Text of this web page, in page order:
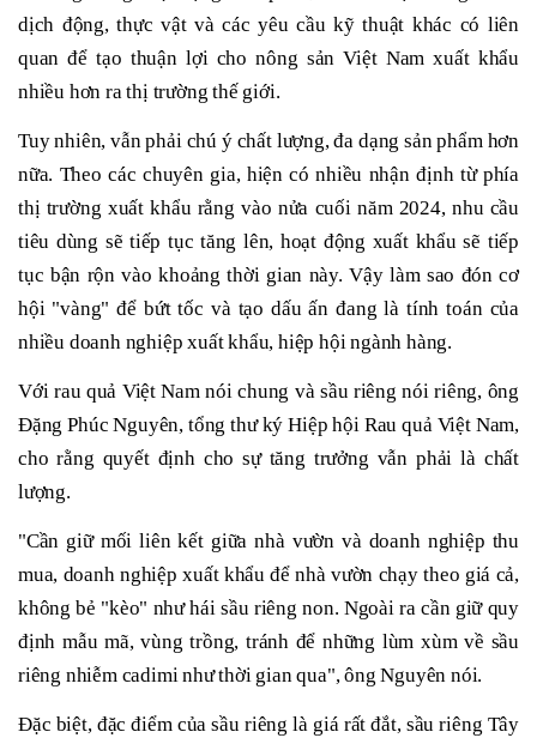
dịch động, thực vật và các yêu cầu kỹ thuật khác có liên
quan để tạo thuận lợi cho nông sản Việt Nam xuất khẩu
nhiều hơn ra thị trường thế giới.
Tuy nhiên, vẫn phải chú ý chất lượng, đa dạng sản phẩm hơn
nữa. Theo các chuyên gia, hiện có nhiều nhận định từ phía
thị trường xuất khẩu rằng vào nửa cuối năm 2024, nhu cầu
tiêu dùng sẽ tiếp tục tăng lên, hoạt động xuất khẩu sẽ tiếp
tục bận rộn vào khoảng thời gian này. Vậy làm sao đón cơ
hội "vàng" để bứt tốc và tạo dấu ấn đang là tính toán của
nhiều doanh nghiệp xuất khẩu, hiệp hội ngành hàng.
Với rau quả Việt Nam nói chung và sầu riêng nói riêng, ông
Đặng Phúc Nguyên, tổng thư ký Hiệp hội Rau quả Việt Nam,
cho rằng quyết định cho sự tăng trưởng vẫn phải là chất
lượng.
"Cần giữ mối liên kết giữa nhà vườn và doanh nghiệp thu
mua, doanh nghiệp xuất khẩu để nhà vườn chạy theo giá cả,
không bẻ "kèo" như hái sầu riêng non. Ngoài ra cần giữ quy
định mẫu mã, vùng trồng, tránh để những lùm xùm về sầu
riêng nhiễm cadimi như thời gian qua", ông Nguyên nói.
Đặc biệt, đặc điểm của sầu riêng là giá rất đắt, sầu riêng Tây